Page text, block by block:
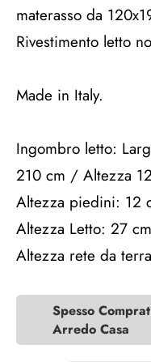
materasso da
Rivestimento letto
Made in Italy.
Ingombro letto:
210 cm / Altezza
Altezza piedini: 12
Altezza Letto: 27 cm
Altezza rete da
Spesso
Arredo Casa